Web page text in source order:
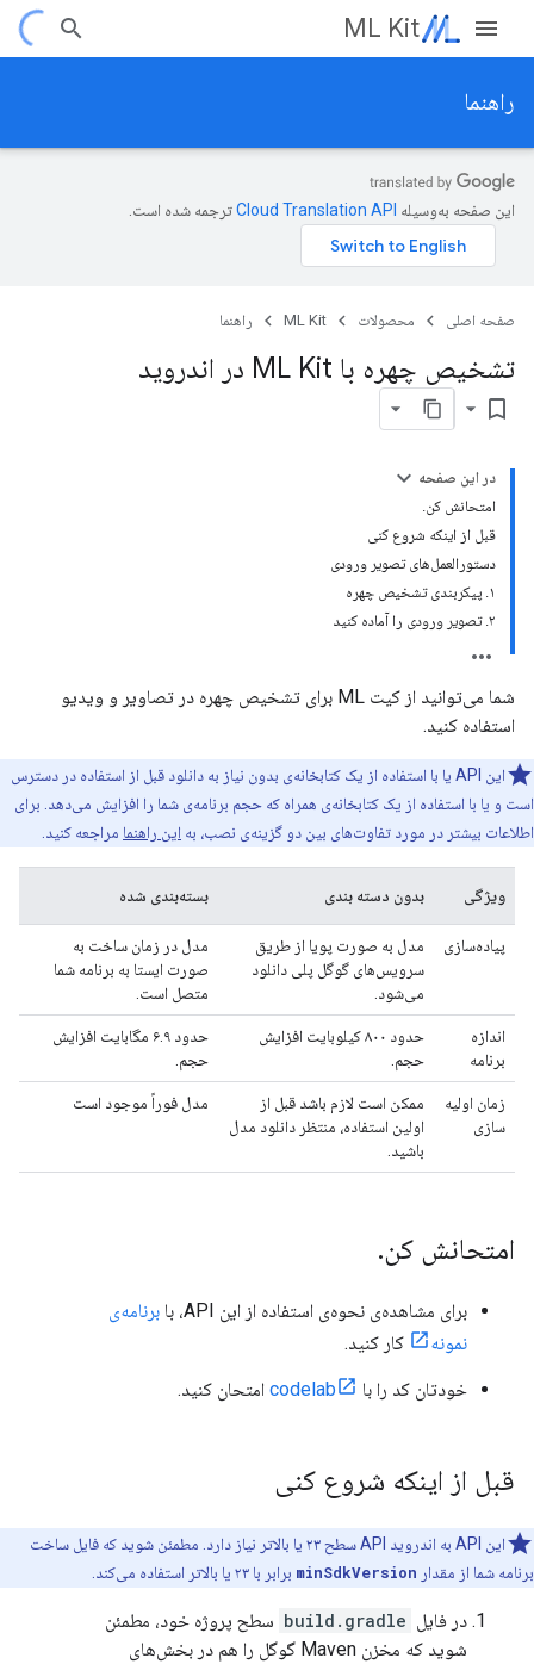
ML Kit
راهنما
این صفحه به‌وسیله ترجمه شده است.
صفحه اصلی محصولات ML Kit راهنما
تشخیص چهره با ML Kit در اندروید
bookmark_border
در این صفحه
امتحانش کن.
قبل از اینکه شروع کنی
دستورالعمل‌های تصویر ورودی
۱. پیکربندی تشخیص چهره
۲. تصویر ورودی را آماده کنید
شما می‌توانید از کیت ML برای تشخیص چهره در تصاویر و ویدیو
استفاده کنید.
این API یا با استفاده از یک کتابخانه‌ی بدون نیاز به دانلود قبل از استفاده در دسترس
است و یا با استفاده از یک کتابخانه‌ی همراه که حجم برنامه‌ی شما را افزایش می‌دهد. برای
اطلاعات بیشتر در مورد تفاوت‌های بین دو گزینه‌ی نصب، به این راهنما مراجعه کنید.
ویژگی بدون دسته بندی بسته‌بندی شده
پیاده‌سازی
مدل به صورت پویا از طریق
سرویس‌های گوگل پلی دانلود
می‌شود.
مدل در زمان ساخت به
صورت ایستا به برنامه شما
متصل است.
اندازه
برنامه
حدود ۸۰۰ کیلوبایت افزایش
حجم.
حدود ۶.۹ مگابایت افزایش
حجم.
زمان اولیه
سازی
ممکن است لازم باشد قبل از
اولین استفاده، منتظر دانلود مدل
باشید.
مدل فوراً موجود است
امتحانش کن.
برای مشاهده‌ی نحوه‌ی استفاده از این API، با
برنامه‌ی
نمونه
کار کنید.
خودتان کد را با codelab امتحان کنید.
قبل از اینکه شروع کنی
این API به اندروید API سطح ۲۳ یا بالاتر نیاز دارد. مطمئن شوید که فایل ساخت
برنامه شما از مقدار minSdkVersion برابر با ۲۳ یا بالاتر استفاده می‌کند.
در فایل build.gradle سطح پروژه خود، مطمئن
شوید که مخزن Maven گوگل را هم در بخش‌های